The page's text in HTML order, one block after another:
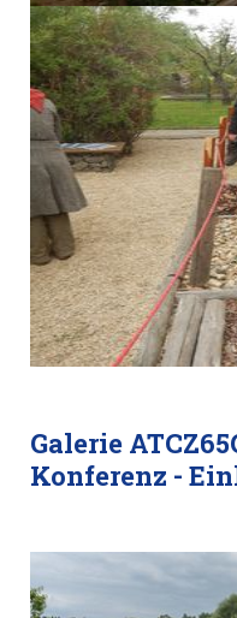
Galerie
Konferenz -